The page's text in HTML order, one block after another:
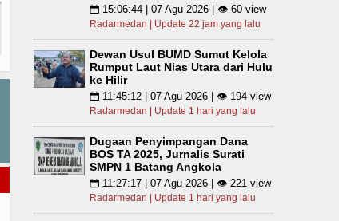
📅 15:06:44 | 07 Agu 2026 | 👁 60 view
Radarmedan | Update 22 jam yang lalu
Dewan Usul BUMD Sumut Kelola
Rumput Laut Nias Utara dari Hulu
ke Hilir
📅 11:45:12 | 07 Agu 2026 | 👁 194 view
Radarmedan | Update 1 hari yang lalu
Dugaan Penyimpangan Dana
BOS TA 2025, Jurnalis Surati
SMPN 1 Batang Angkola
📅 11:27:17 | 07 Agu 2026 | 👁 221 view
Radarmedan | Update 1 hari yang lalu